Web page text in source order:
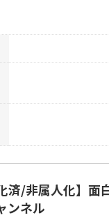
済/非属人化】面
ンネル